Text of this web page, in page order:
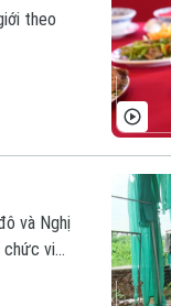
theo
và Nghị
chức vi